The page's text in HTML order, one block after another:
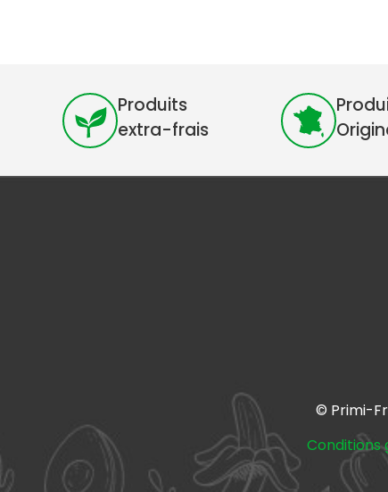
Produits
extra-frais
© Primi-
Conditions